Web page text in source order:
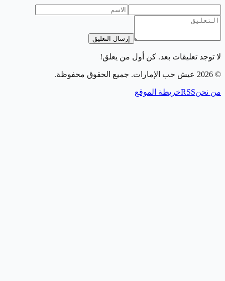
إرسال التعليق
لا توجد تعليقات بعد. كن أول من يعلق!
©
2026 عيش حب الإمارات. جميع الحقوق محفوظة.
من نحنRSSخريطة الموقع